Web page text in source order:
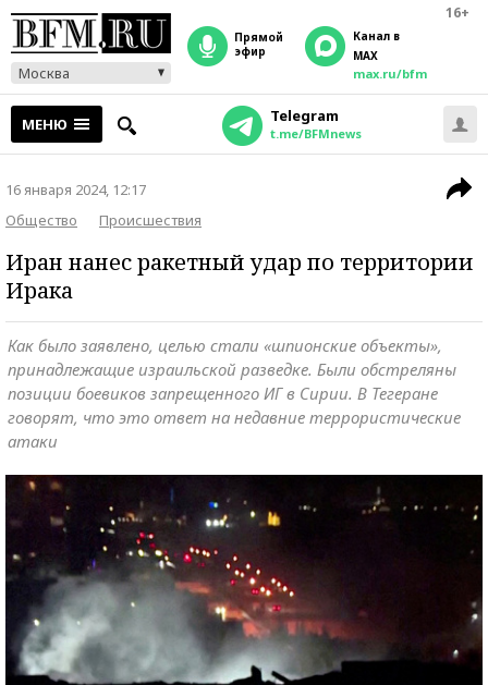
16+
Москва
прямой
эфир
Канал в
MAX
max.ru/bfm
МЕНЮ Telegram
t.me/BFMnews
16 января 2024, 12:17
Общество
Происшествия
Иран нанес ракетный удар по территории
Ирака
Как было заявлено, целью стали «шпионские объекты»,
принадлежащие израильской разведке. Были обстреляны
позиции боевиков запрещенного ИГ в Сирии. В Тегеране
говорят, что это ответ на недавние террористические
атаки